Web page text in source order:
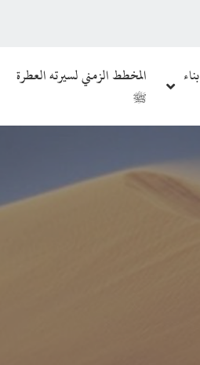
المخطط الزمني لسيرته العطرة
ﷺ